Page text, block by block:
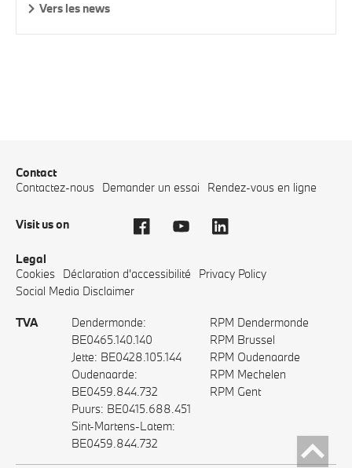
Vers les news
Contact
Contactez-nous Demander un essai Rendez-vous en ligne
Visit us on
Legal
Cookies Déclaration d'accessibilité
Privacy Policy
Social Media Disclaimer
TVA
Dendermonde:
BE0465.140.140
Jette: BE0428.105.144
Oudenaarde:
BE0459.844.732
Puurs: BE0415.688.451
Sint-Martens-Latem:
BE0459.844.732
RPM Dendermonde
RPM Brussel
RPM Oudenaarde
RPM Mechelen
RPM Gent